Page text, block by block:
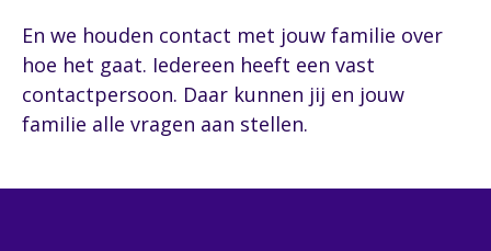
En we houden contact met jouw familie over
hoe het gaat. Iedereen heeft een vast
contactpersoon. Daar kunnen jij en jouw
familie alle vragen aan stellen.